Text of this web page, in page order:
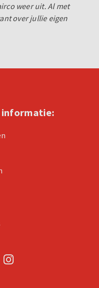
weer uit. Al met
over jullie eigen
informatie: